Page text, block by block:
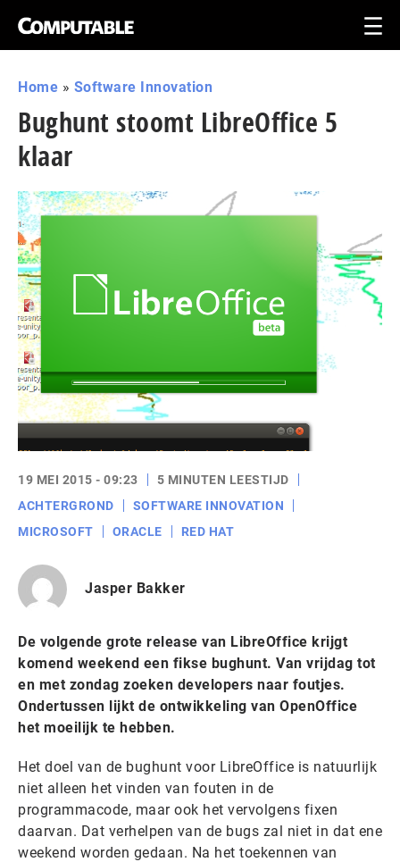
Home » Software Innovation
Bughunt stoomt LibreOffice 5
klaar
19 MEI 2015 - 09:23
5 MINUTEN LEESTIJD
ACHTERGROND
SOFTWARE INNOVATION
MICROSOFT
ORACLE RED HAT
Jasper Bakker
De volgende grote release van LibreOffice krijgt
komend weekend een fikse bughunt. Van vrijdag tot
en met zondag zoeken developers naar foutjes.
Ondertussen lijkt de ontwikkeling van OpenOffice
het moeilijk te hebben.
Het doel van de bughunt voor LibreOffice is natuurlijk
niet alleen het vinden van fouten in de
programmacode, maar ook het vervolgens fixen
daarvan. Dat verhelpen van de bugs zal niet in dat ene
weekend worden gedaan. Na het toekennen van